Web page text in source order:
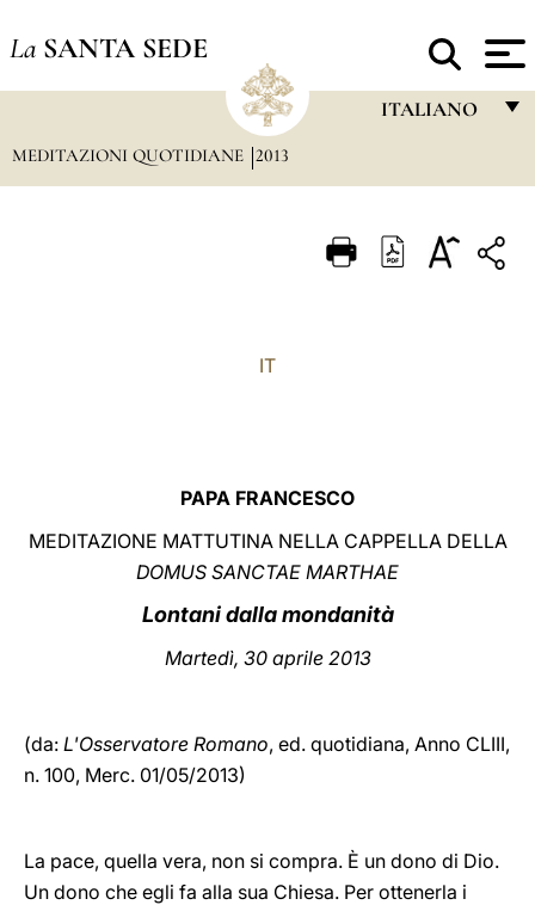
La SANTA SEDE
ITALIANO
ITALIANO
中文
LATINE
MEDITAZIONI QUOTIDIANE 2013
IT
PAPA FRANCESCO
MEDITAZIONE MATTUTINA NELLA CAPPELLA DELLA
DOMUS SANCTAE MARTHAE
Lontani dalla mondanità
Martedì, 30 aprile 2013
(da: L'Osservatore Romano, ed. quotidiana, Anno CLIII,
n. 100, Merc. 01/05/2013)
La pace, quella vera, non si compra. È un dono di Dio.
Un dono che egli fa alla sua Chiesa. Per ottenerla i